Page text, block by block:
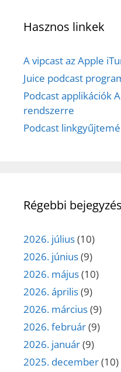
Hasznos linkek
A vipcast az Apple
Juice podcast
Podcast applikációk
rendszerre
Podcast
Régebbi
2026. július(10)
2026. június(9)
2026. május(10)
2026. április(9)
2026. március(9)
2026. február(9)
2026. január(9)
2025. december(10)